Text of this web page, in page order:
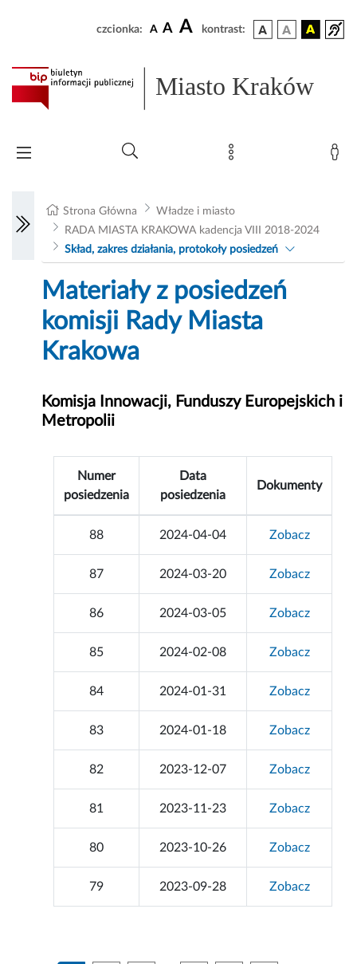
czcionka: A A A kontrast:
Miasto Kraków
Strona Główna
Władze i miasto
RADA MIASTA KRAKOWA kadencja VIII 2018-2024
Skład, zakres działania, protokoły posiedzeń
Materiały z posiedzeń
komisji Rady Miasta
Krakowa
Komisja Innowacji, Funduszy Europejskich i
Metropolii
Numer
posiedzenia
Data
posiedzenia
Dokumenty
88 2024-04-04 Zobacz
87 2024-03-20 Zobacz
86 2024-03-05 Zobacz
85 2024-02-08 Zobacz
84 2024-01-31 Zobacz
83 2024-01-18 Zobacz
82 2023-12-07 Zobacz
81 2023-11-23 Zobacz
80 2023-10-26 Zobacz
79 2023-09-28 Zobacz